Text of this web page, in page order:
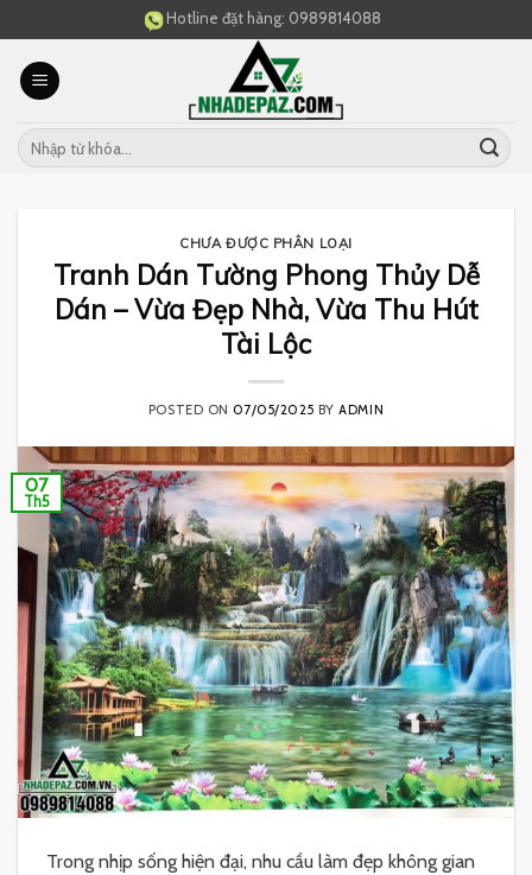
to
content
Hotline đặt hàng: 0989814088
CHƯA ĐƯỢC PHÂN LOẠI
Tranh Dán Tường Phong Thủy Dễ
Dán – Vừa Đẹp Nhà, Vừa Thu Hút
Tài Lộc
POSTED ON 07/05/2025 BYADMIN
07
Th5
Trong nhịp sống hiện đại, nhu cầu làm đẹp không gian